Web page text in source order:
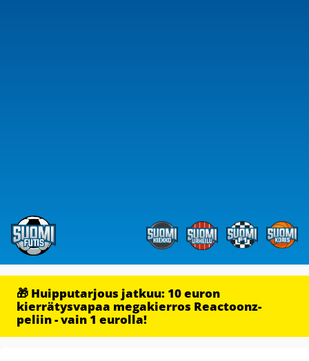
🎁 Huipputarjous jatkuu: 10 euron
kierrätysvapaa megakierros Reactoonz-
peliin - vain 1 eurolla!